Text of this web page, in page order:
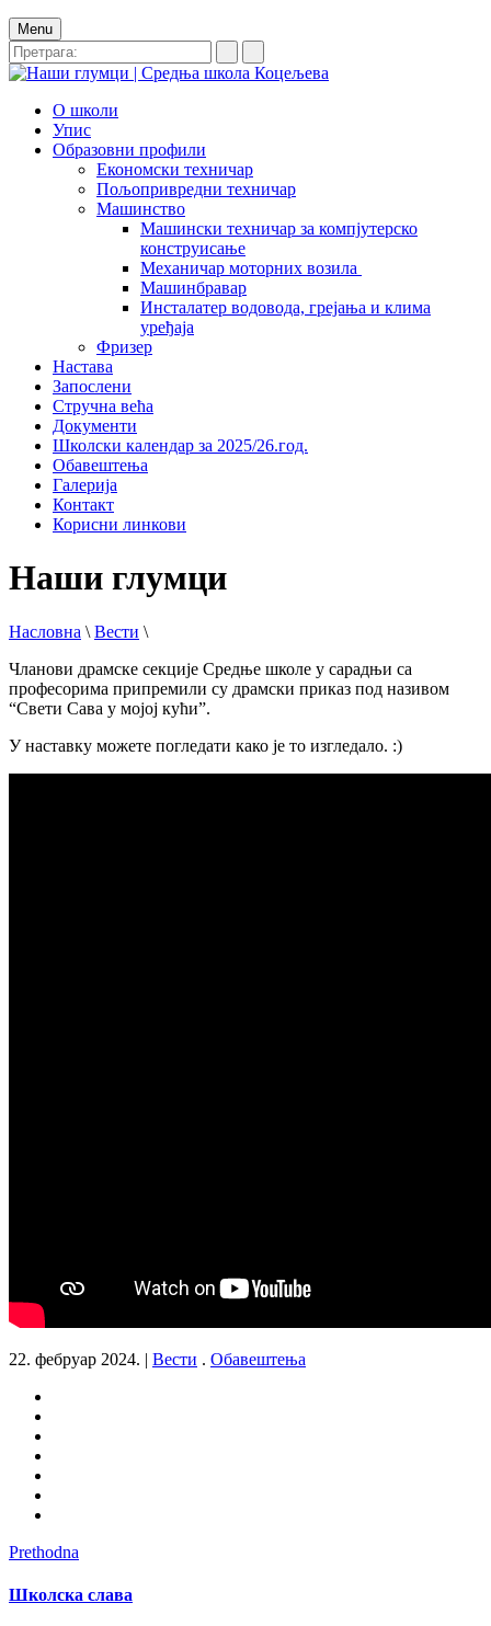
Menu
О школи
Упис
Образовни профили
Економски техничар
Пољопривредни техничар
Машинство
Машински техничар за компјутерско
конструисање
Механичар моторних возила
Машинбравар
Инсталатер водовода, грејања и клима
уређаја
Фризер
Настава
Запослени
Стручна већа
Документи
Школски календар за 2025/26.год.
Обавештења
Галерија
Контакт
Корисни линкови
Наши глумци
Насловна \ Вести \
Чланови драмске секције Средње школе у сарадњи са
професорима припремили су драмски приказ под називом
“Свети Сава у мојој кући”.
У наставку можете погледати како је то изгледало. :)
22. фебруар 2024. | Вести . Обавештења
Prethodna
Школска слава